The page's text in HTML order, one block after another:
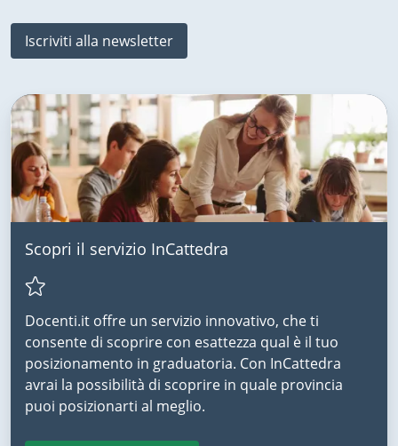
Iscriviti alla newsletter
Scopri il servizio InCattedra
Docenti.it offre un servizio innovativo, che ti
consente di scoprire con esattezza qual è il tuo
posizionamento in graduatoria. Con InCattedra
avrai la possibilità di scoprire in quale provincia
puoi posizionarti al meglio.